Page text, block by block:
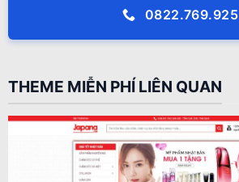
0822.769.925
THEME MIỄN PHÍ LIÊN QUAN